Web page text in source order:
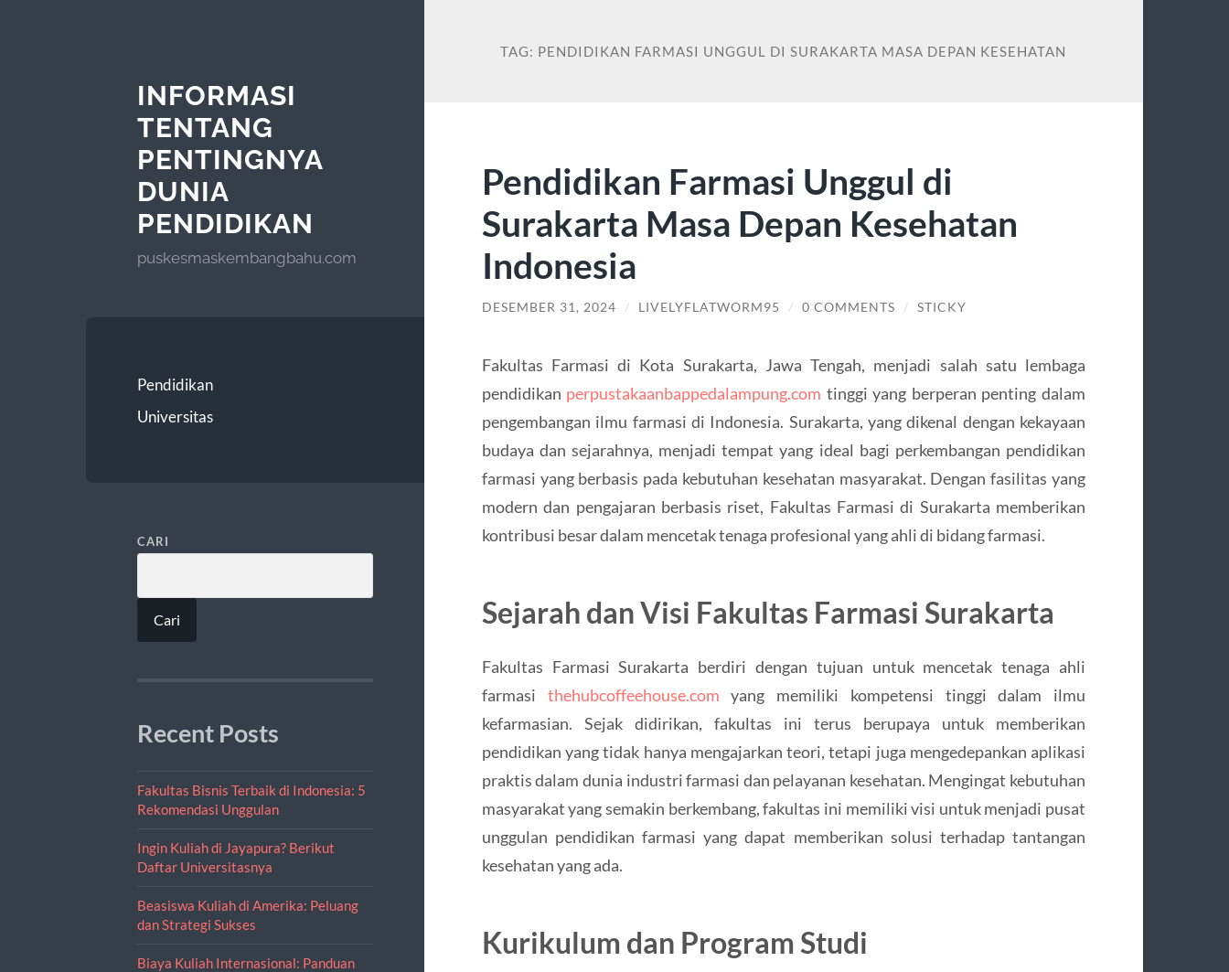
INFORMASI
TENTANG
PENTINGNYA
DUNIA
PENDIDIKAN
puskesmaskembangbahu.com
Pendidikan
Universitas
CARI
Cari
Recent Posts
Fakultas Bisnis Terbaik di Indonesia: 5
Rekomendasi Unggulan
Ingin Kuliah di Jayapura? Berikut
Daftar Universitasnya
Beasiswa Kuliah di Amerika: Peluang
dan Strategi Sukses
Biaya Kuliah Internasional: Panduan
TAG: PENDIDIKAN FARMASI UNGGUL DI SURAKARTA MASA DEPAN KESEHATAN
Pendidikan Farmasi Unggul di
Surakarta Masa Depan Kesehatan
Indonesia
DESEMBER 31, 2024 / LIVELYFLATWORM95 / 0 COMMENTS / STICKY
Fakultas Farmasi di Kota Surakarta, Jawa Tengah, menjadi salah satu lembaga
pendidikan perpustakaanbappedalampung.com tinggi yang berperan penting dalam
pengembangan ilmu farmasi di Indonesia. Surakarta, yang dikenal dengan kekayaan
budaya dan sejarahnya, menjadi tempat yang ideal bagi perkembangan pendidikan
farmasi yang berbasis pada kebutuhan kesehatan masyarakat. Dengan fasilitas yang
modern dan pengajaran berbasis riset, Fakultas Farmasi di Surakarta memberikan
kontribusi besar dalam mencetak tenaga profesional yang ahli di bidang farmasi.
Sejarah dan Visi Fakultas Farmasi Surakarta
Fakultas Farmasi Surakarta berdiri dengan tujuan untuk mencetak tenaga ahli
farmasi thehubcoffeehouse.com yang memiliki kompetensi tinggi dalam ilmu
kefarmasian. Sejak didirikan, fakultas ini terus berupaya untuk memberikan
pendidikan yang tidak hanya mengajarkan teori, tetapi juga mengedepankan aplikasi
praktis dalam dunia industri farmasi dan pelayanan kesehatan. Mengingat kebutuhan
masyarakat yang semakin berkembang, fakultas ini memiliki visi untuk menjadi pusat
unggulan pendidikan farmasi yang dapat memberikan solusi terhadap tantangan
kesehatan yang ada.
Kurikulum dan Program Studi